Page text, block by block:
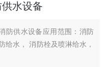
水设备
防供水设备应用范围：消防
给水， 消防栓及喷淋给水，